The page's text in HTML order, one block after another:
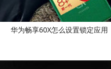
华为畅享60X怎么设置锁定应用